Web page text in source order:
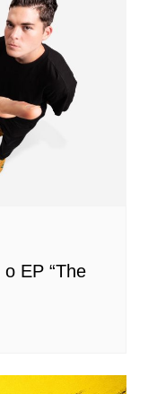
EP “The